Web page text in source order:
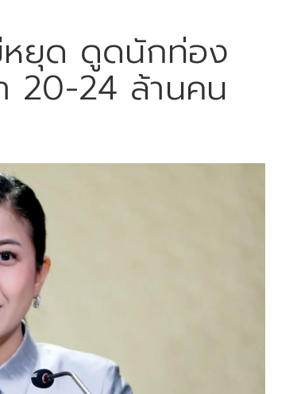
หยุด ดูดนักท่อง
20-24 ล้านคน